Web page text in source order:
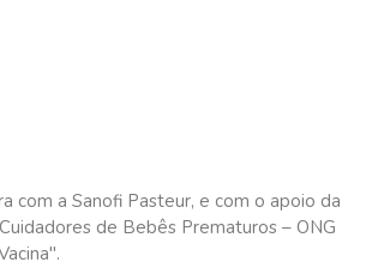
com a Sanofi Pasteur, e com o apoio da
de Bebês Prematuros – ONG